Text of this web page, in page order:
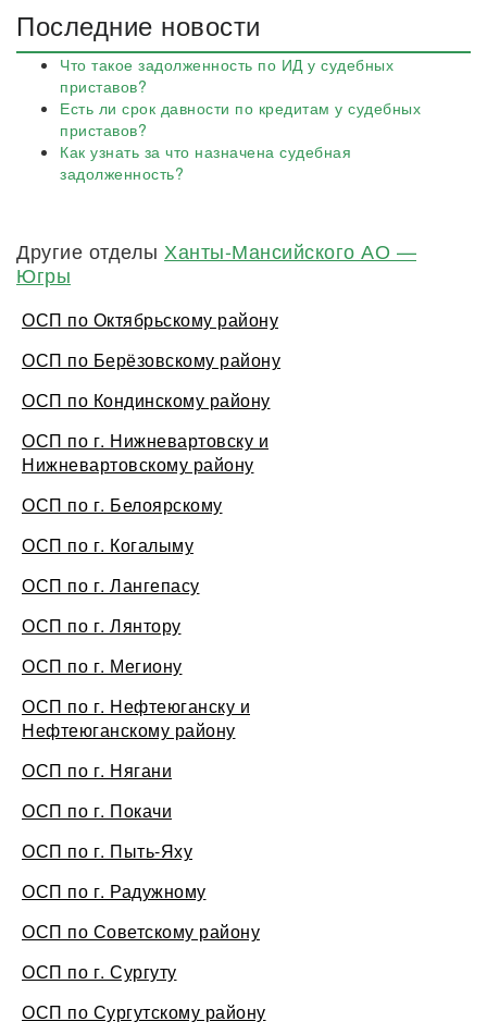
Последние новости
Что такое задолженность по ИД у судебных
приставов?
Есть ли срок давности по кредитам у судебных
приставов?
Как узнать за что назначена судебная
задолженность?
Другие отделы Ханты-Мансийского АО —
Югры
ОСП по Октябрьскому району
ОСП по Берёзовскому району
ОСП по Кондинскому району
ОСП по г. Нижневартовску и
Нижневартовскому району
ОСП по г. Белоярскому
ОСП по г. Когалыму
ОСП по г. Лангепасу
ОСП по г. Лянтору
ОСП по г. Мегиону
ОСП по г. Нефтеюганску и
Нефтеюганскому району
ОСП по г. Нягани
ОСП по г. Покачи
ОСП по г. Пыть-Яху
ОСП по г. Радужному
ОСП по Советскому району
ОСП по г. Сургуту
ОСП по Сургутскому району